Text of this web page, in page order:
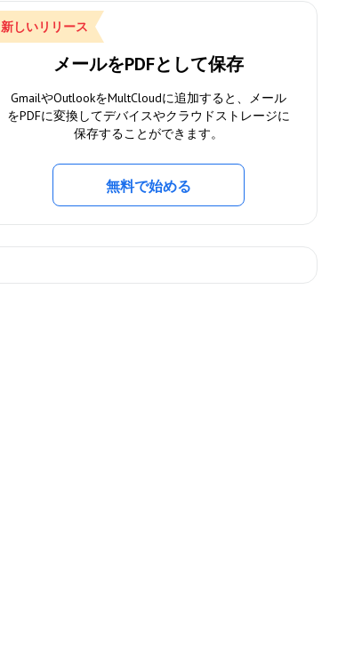
新しいリリース
メールをPDFとして保存
GmailやOutlookをMultCloudに追加すると、メール
をPDFに変換してデバイスやクラウドストレージに
保存することができます。
無料で始める